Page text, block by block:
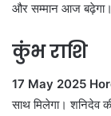
और सम्मान आज बढ़ेगा।
कुंभ राशि
17 May 2025
साथ मिलेगा। शनिदेव